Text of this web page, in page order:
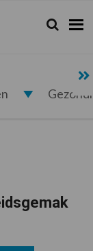
Zoeken...
Zoek